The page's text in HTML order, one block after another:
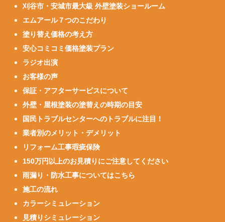
刈谷市・安城市最大級 外壁塗装ショールーム
エムアール７つのこだわり
塗り替え価格の考え方
安心コミコミ価格塗装プラン
ラジオ出演
お客様の声
保証・アフターサービスについて
外壁・屋根塗装の塗替えの時期の目安
国民トラブルセンターへのトラブルに注目！
業者別のメリット・デメリット
リフォーム工事瑕疵保険
150万円以上のお見積りにご注意してください
雨漏り・防水工事についてはこちら
施工の流れ
カラーシミュレーション
見積りシミュレーション